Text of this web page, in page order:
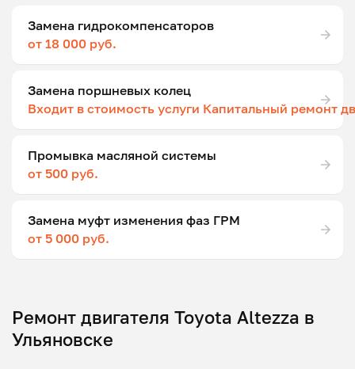
Замена гидрокомпенсаторов
от 18 000 руб.
Замена поршневых колец
Входит в стоимость услуги Капитальный ремонт
Промывка масляной системы
от 500 руб.
Замена муфт изменения фаз ГРМ
от 5 000 руб.
Ремонт двигателя Toyota Altezza в
Ульяновске